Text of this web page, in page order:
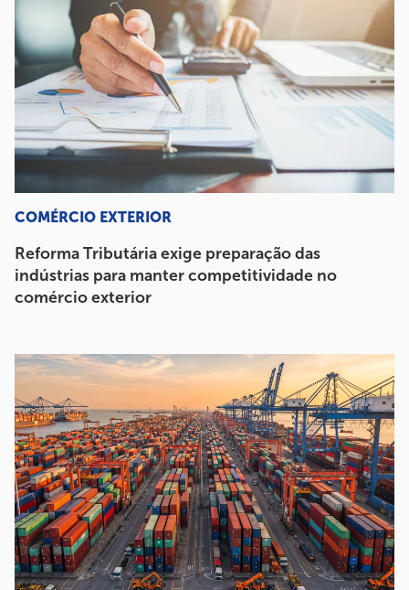
COMÉRCIO EXTERIOR
Reforma Tributária exige preparação das
indústrias para manter competitividade no
comércio exterior